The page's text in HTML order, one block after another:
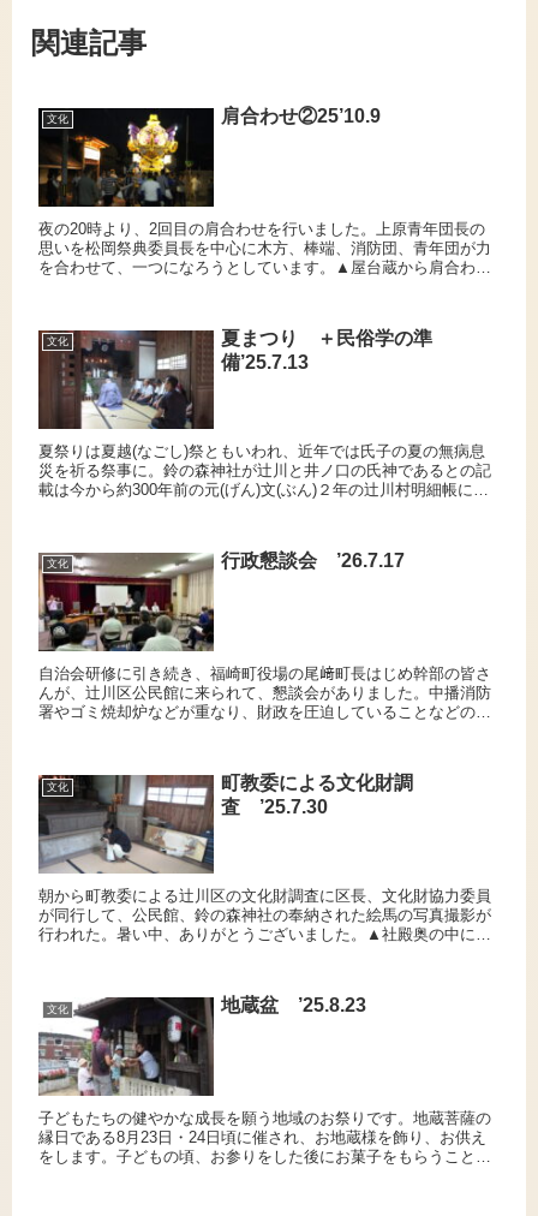
関連記事
文化 肩合わせ②25’10.9
夜の20時より、2回目の肩合わせを行いました。上原青年団長の
思いを松岡祭典委員長を中心に木方、棒端、消防団、青年団が力
を合わせて、一つになろうとしています。▲屋台蔵から肩合わせ
文化
夏まつり ＋民俗学の準
備’25.7.13
夏祭りは夏越(なごし)祭ともいわれ、近年では氏子の夏の無病息
災を祈る祭事に。鈴の森神社が辻川と井ノ口の氏神であるとの記
載は今から約300年前の元(げん)文(ぶん)２年の辻川村明細帳にあ
文化 行政懇談会 ’26.7.17
自治会研修に引き続き、福崎町役場の尾﨑町長はじめ幹部の皆さ
んが、辻川区公民館に来られて、懇談会がありました。中播消防
署やゴミ焼却炉などが重なり、財政を圧迫していることなどの説
文化
町教委による文化財調
査 ’25.7.30
朝から町教委による辻川区の文化財調査に区長、文化財協力委員
が同行して、公民館、鈴の森神社の奉納された絵馬の写真撮影が
行われた。暑い中、ありがとうございました。▲社殿奥の中にも
文化 地蔵盆 ’25.8.23
子どもたちの健やかな成長を願う地域のお祭りです。地蔵菩薩の
縁日である8月23日・24日頃に催され、お地蔵様を飾り、お供え
をします。子どもの頃、お参りをした後にお菓子をもらうことが